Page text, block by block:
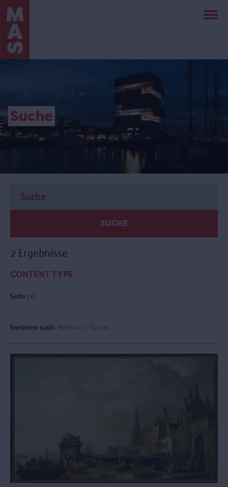
Direkt
zum
Inhalt
Suche
SUCHE
2 Ergebnisse
CONTENT TYPE
Seite (2)
Sortieren nach: Relevanz Datum